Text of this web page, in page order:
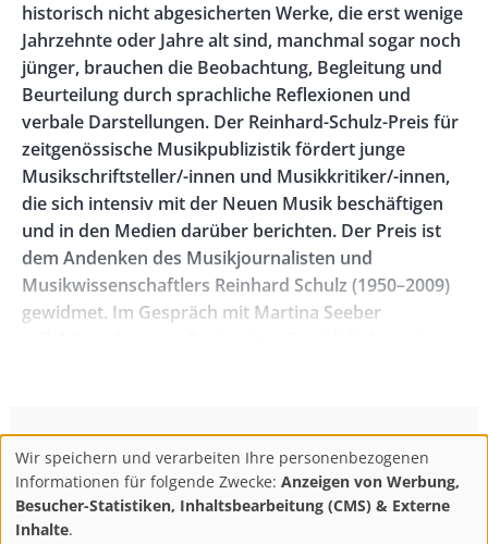
historisch nicht abgesicherten Werke, die erst wenige
Jahrzehnte oder Jahre alt sind, manchmal sogar noch
jünger, brauchen die Beobachtung, Begleitung und
Beurteilung durch sprachliche Reflexionen und
verbale Darstellungen. Der Reinhard-Schulz-Preis für
zeitgenössische Musikpublizistik fördert junge
Musikschriftsteller/-innen und Musikkritiker/-innen,
die sich intensiv mit der Neuen Musik beschäftigen
und in den Medien darüber berichten. Der Preis ist
dem Andenken des Musikjournalisten und
Musikwissenschaftlers Reinhard Schulz (1950–2009)
gewidmet. Im Gespräch mit Martina Seeber
Reaktion, als Sie erfahren haben, dass Ihnen der Preis
verliehen wird? Freude und Stolz?
Patrick Hahn: Stolz ist selten eine gute Hilfe beim
Schreiben. Zwar braucht es Selbstbewusstsein, aber
Footer
ConBrio Kulturmedienhaus AGB
Datenschutz
Impressum
Info & Kontakt
Abo kündigen / Widerruf der Bestellung
Use
of
personal
Wir speichern und verarbeiten Ihre personenbezogenen
Informationen für folgende Zwecke: Anzeigen von Werbung,
Besucher-Statistiken, Inhaltsbearbeitung (CMS) & Externe
Inhalte.